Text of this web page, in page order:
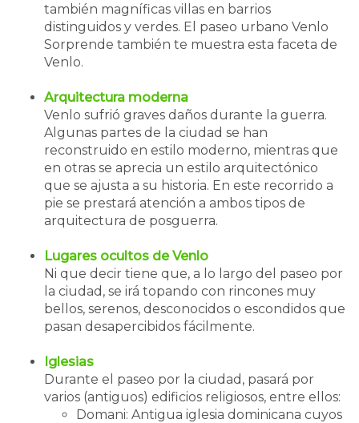
también magníficas villas en barrios
distinguidos y verdes. El paseo urbano Venlo
Sorprende también te muestra esta faceta de
Venlo.
Arquitectura moderna
Venlo sufrió graves daños durante la guerra.
Algunas partes de la ciudad se han
reconstruido en estilo moderno, mientras que
en otras se aprecia un estilo arquitectónico
que se ajusta a su historia. En este recorrido a
pie se prestará atención a ambos tipos de
arquitectura de posguerra.
Lugares ocultos de Venlo
Ni que decir tiene que, a lo largo del paseo por
la ciudad, se irá topando con rincones muy
bellos, serenos, desconocidos o escondidos que
pasan desapercibidos fácilmente.
Iglesias
Durante el paseo por la ciudad, pasará por
varios (antiguos) edificios religiosos, entre ellos:
Domani: Antigua iglesia dominicana cuyos